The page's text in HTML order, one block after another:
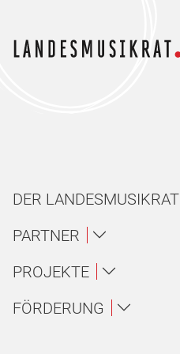
DER LANDESMUSIKRAT
Über uns / About
Über uns
Ansprechpartner*innen
PARTNER
Landesmusikakademie NRW
LAG Musik NRW
PROJEKTE
Ensembles
FÖRDERUNG